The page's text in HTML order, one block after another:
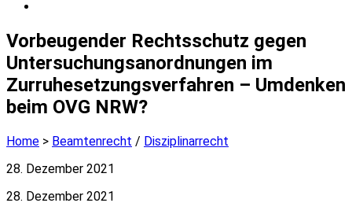
Vorbeugender Rechtsschutz gegen
Untersuchungsanordnungen im
Zurruhesetzungsverfahren – Umdenken
beim OVG NRW?
Home > Beamtenrecht / Disziplinarrecht
Published
28. Dezember 2021
Last
28. Dezember 2021